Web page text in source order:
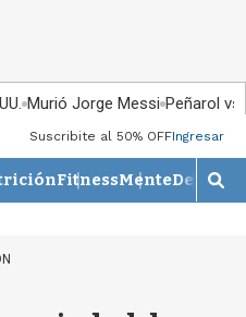
Murió Jorge Messi Peñarol
Suscribite al 50% OFFIngresar
FitnessMente
M
o